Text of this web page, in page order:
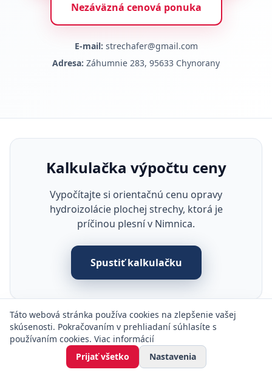
Nezáväzná cenová ponuka
E-mail: strechafer@gmail.com
Adresa: Záhumnie 283, 95633 Chynorany
Kalkulačka výpočtu ceny
Vypočítajte si orientačnú cenu opravy
hydroizolácie plochej strechy, ktorá je
príčinou plesní v Nimnica.
Spustiť kalkulačku
Táto webová stránka používa cookies na zlepšenie vašej
skúsenosti. Pokračovaním v prehliadaní súhlasíte s
používaním cookies. Viac informácií
Prijať všetko
Nastavenia